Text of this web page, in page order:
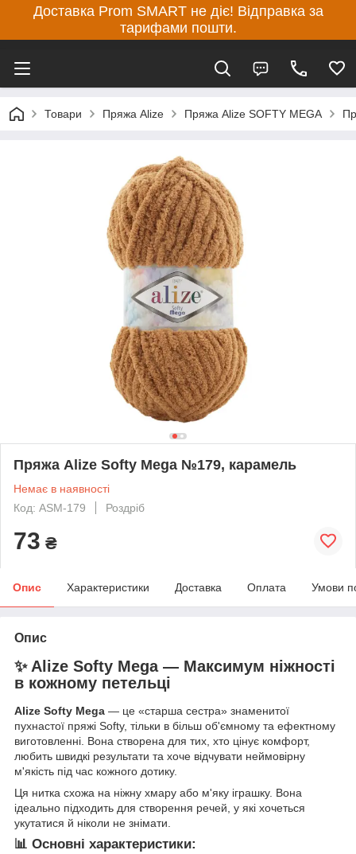
Доставка Prom SMART не діє! Відправка за
тарифами пошти.
Товари Пряжа Alize Пряжа Alize SOFTY MEGA
Пряжа Alize Softy Mega №179, карамель
Немає в наявності
Код: ASM-179
Роздріб
73 ₴
Опис Характеристики Доставка Оплата Умови
Опис
✨ Alize Softy Mega — Максимум ніжності
в кожному петельці
Alize Softy Mega — це «старша сестра» знаменитої
пухнастої пряжі Softy, тільки в більш об'ємному та ефектному
виготовленні. Вона створена для тих, хто цінує комфорт,
любить швидкі результати та хоче відчувати неймовірну
м'якість під час кожного дотику.
Ця нитка схожа на ніжну хмару або м'яку іграшку. Вона
ідеально підходить для створення речей, у які хочеться
укутатися й ніколи не знімати.
📊 Основні характеристики: